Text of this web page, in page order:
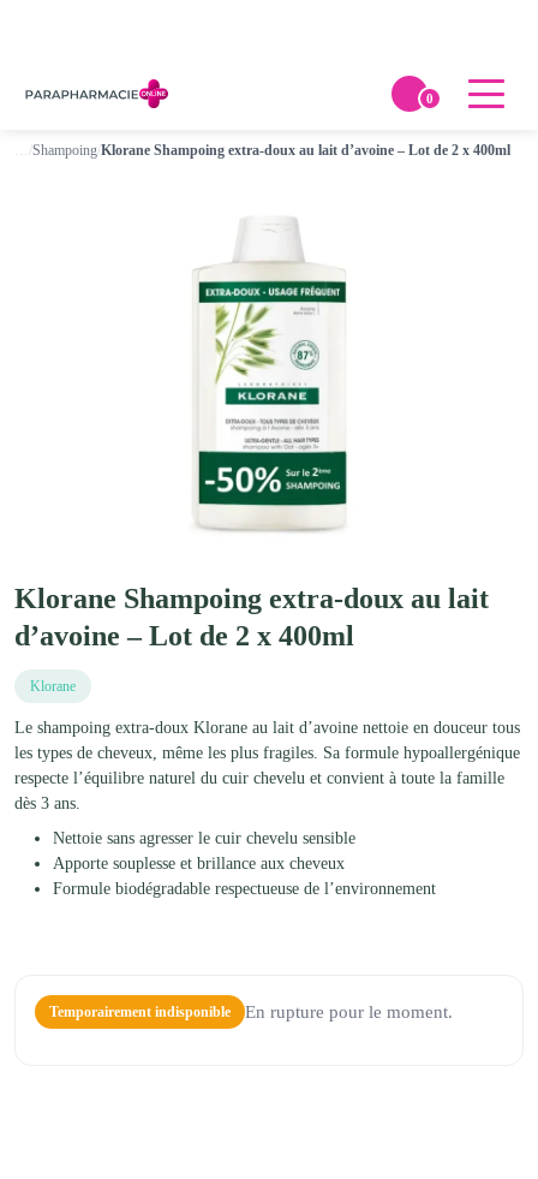
0
…/Shampoing/Klorane Shampoing extra-doux au lait d’avoine – Lot de 2 x 400ml
Klorane Shampoing extra-doux au lait
d’avoine – Lot de 2 x 400ml
Klorane
Le shampoing extra-doux Klorane au lait d’avoine nettoie en douceur tous
les types de cheveux, même les plus fragiles. Sa formule hypoallergénique
respecte l’équilibre naturel du cuir chevelu et convient à toute la famille
dès 3 ans.
Nettoie sans agresser le cuir chevelu sensible
Apporte souplesse et brillance aux cheveux
Formule biodégradable respectueuse de l’environnement
Temporairement indisponible En rupture pour le moment.